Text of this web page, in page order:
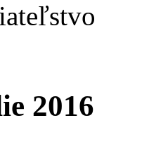
2016